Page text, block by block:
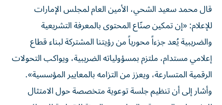
قال محمد سعيد الشحي، الأمين العام لمجلس الإمارات
للإعلام: «إن تمكين صنّاع المحتوى بالمعرفة ‏التشريعية
والضريبية يُعد جزءاً محورياً من رؤيتنا المشتركة لبناء قطاع
إعلامي مستدام، ملتزم بمسؤولياته الضريبية، ويواكب التحولات
الرقمية ‏المتسارعة، ويعزز من التزامه بالمعايير المؤسسية».
وأشار إلى أن تنظيم جلسة توعوية متخصصة حول الامتثال